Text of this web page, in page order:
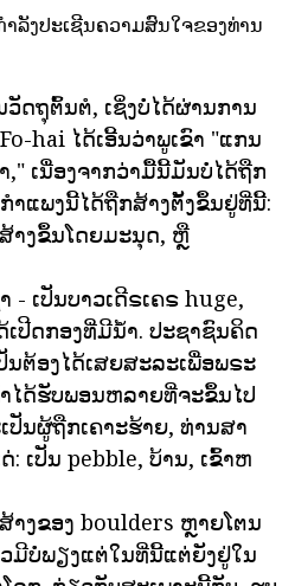
ລັງປະເຊີນຄວາມສົນໃຈຂອງທ່ານ
ວັດຖຸຕົ້ນຕໍ, ເຊິ່ງບໍ່ໄດ້ຜ່ານການ
hai ໄດ້ເອີ້ນວ່າພູເຂົາ "ແກນ
," ເນື່ອງຈາກວ່າມື້ນີ້ມັນບໍ່ໄດ້ຖືກ
າແພງນີ້ໄດ້ຖືກສ້າງຕັ້ງຂຶ້ນຢູ່ທີ່ນີ້:
າງຂຶ້ນໂດຍມະນຸດ, ຫຼື
- ເປັນບາວເດີຣເຄຣ huge,
ເປີດກອງທີ່ມີນ້ໍາ. ປະຊາຊົນຄິດ
ນຕ້ອງໄດ້ເສຍສະລະເພື່ອພຣະ
າໄດ້ຮັບພອນຫລາຍທີ່ຈະຂຶ້ນໄປ
ປັນຜູ້ຖືກເຄາະຮ້າຍ, ທ່ານສາ
ເປັນ pebble, ບ້ານ, ເຂົ້າຫ
າງຂອງ boulders ຫຼາຍໂຕນ
ວມີບໍ່ພຽງແຕ່ໃນທີ່ນີ້ແຕ່ຍັງຢູ່ໃນ